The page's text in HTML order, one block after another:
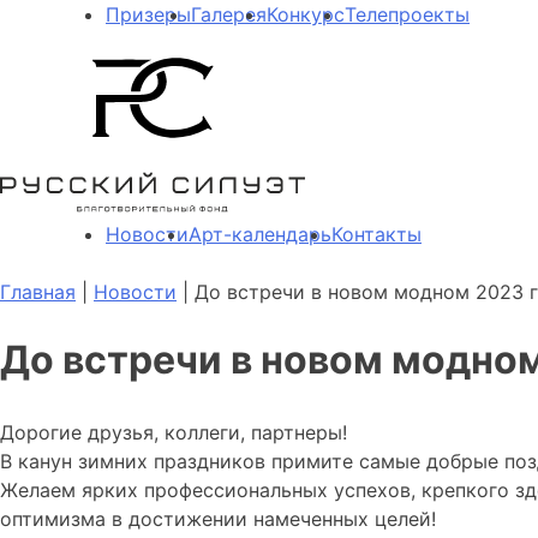
ПризерыГалереяКонкурсТелепроекты
НовостиАрт-календарьКонтакты
Главная Новости | До встречи в новом модном 2023
До встречи в новом
Дорогие друзья, коллеги, партнеры!
В канун зимних праздников примите самые добрые
Желаем ярких профессиональных успехов, крепкого
оптимизма в достижении намеченных целей!